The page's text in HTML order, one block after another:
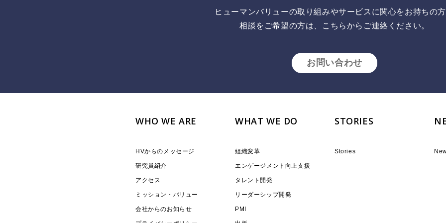
ヒューマンバリューの取り組みやサービスに関心をお持ちの方
相談をご希望の方は、こちらからご連絡ください。
お問い合わせ
WHO WE ARE
HVからのメッセージ
研究員紹介
アクセス
ミッション・バリュー
会社からのお知らせ
WHAT WE DO
組織変革
エンゲージメント向上支援
タレント開発
リーダーシップ開発
PMI
STORIES
Stories